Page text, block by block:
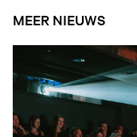
MEER NIEUWS
Open nieuws artikel